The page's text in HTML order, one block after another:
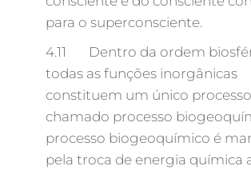
para o
4.11 Dentro da ordem
todas as funções inorgânicas
constituem um único
chamado processo
processo biogeoquímico é
pela troca de energia química